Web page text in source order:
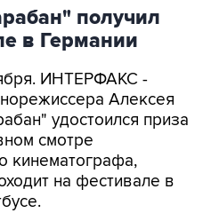
получил
в Германии
ИНТЕРФАКС -
Алексея
удостоился приза
смотре
кинематографа,
на фестивале в